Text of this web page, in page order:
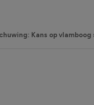
Kans op